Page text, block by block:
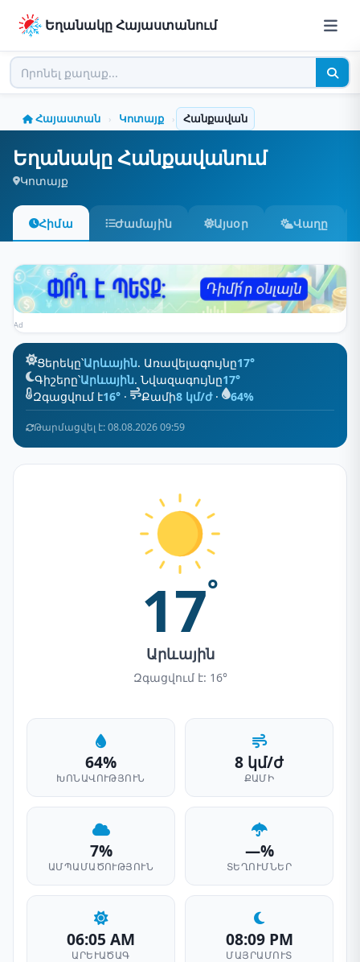
Եղանակը Հայաստանում
Հայաստան › Կոտայք › Հանքավան
Եղանակը Հանքավանում
Կոտայք
Հիմա Ժամային Այսօր Վաղը
Ad
Ցերեկը՝Արևային. Առավելագույնը17°
Գիշերը՝Արևային. Նվազագույնը17°
Զգացվում է16° · Քամի8 կմ/ժ· 64%
Թարմացվել է: 08.08.2026 09:59
17°
Արևային
Զգացվում է: 16°
64%
ԽՈՆԱՎՈՒԹՅՈՒՆ
8 կմ/ժ
ՔԱՄԻ
7%
ԱՄՊԱՄԱԾՈՒԹՅՈՒՆ
—%
ՏԵՂՈՒՄՆԵՐ
06:05 AM
ԱՐԵՒԱԾԱԳ
08:09 PM
ՄԱՅՐԱՄՈՒՏ